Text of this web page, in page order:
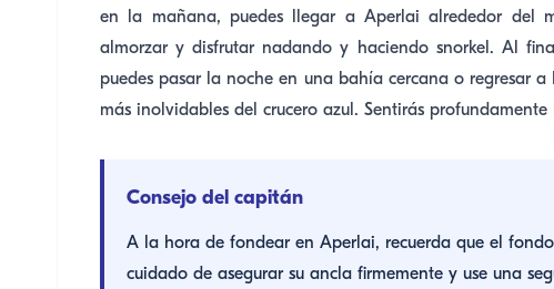
en la mañana, puedes llegar a Aperlai alrededor del
almorzar y disfrutar nadando y haciendo snorkel. Al
puedes pasar la noche en una bahía cercana o regresar
más inolvidables del crucero azul. Sentirás
Consejo del capitán
A la hora de fondear en Aperlai, recuerda que el
cuidado de asegurar su ancla firmemente y use una